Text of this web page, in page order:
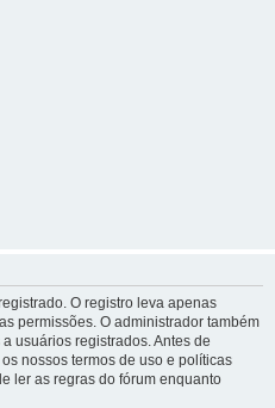
O registro leva apenas
permissões. O administrador também
usuários registrados. Antes de
nossos termos de uso e políticas
ler as regras do fórum enquanto